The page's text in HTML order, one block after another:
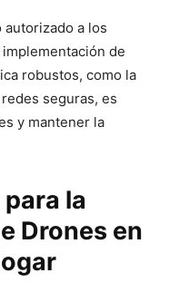
a los
de
robustos, como la
seguras, es
y mantener la
la
Drones en